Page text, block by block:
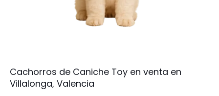
Cachorros de Caniche Toy en venta en
Villalonga, Valencia